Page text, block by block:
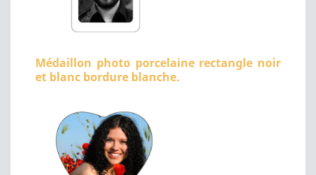
Médaillon photo porcelaine rectangle noir
et blanc bordure blanche.